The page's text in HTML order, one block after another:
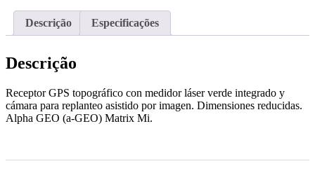
Descrição Especificações
Descrição
Receptor GPS topográfico con medidor láser verde integrado y
cámara para replanteo asistido por imagen. Dimensiones reducidas.
Alpha GEO (a-GEO) Matrix Mi.